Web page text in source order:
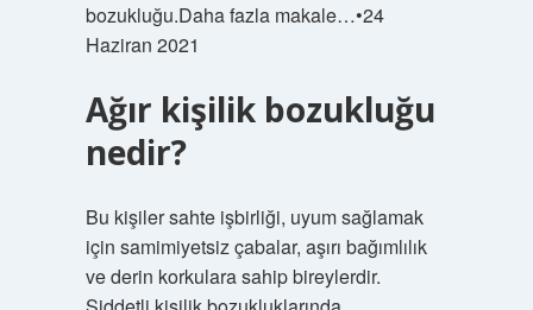
bozukluğu.Daha fazla makale…•24
Haziran 2021
Ağır kişilik bozukluğu
nedir?
Bu kişiler sahte işbirliği, uyum sağlamak
için samimiyetsiz çabalar, aşırı bağımlılık
ve derin korkulara sahip bireylerdir.